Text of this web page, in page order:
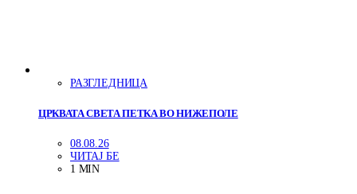
РАЗГЛЕДНИЦА
ЦРКВАТА СВЕТА ПЕТКА ВО НИЖЕПОЛЕ
08.08.26
ЧИТАЈ БЕ
1 MIN